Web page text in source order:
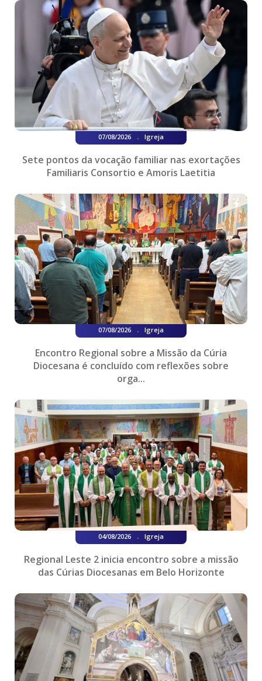
07/08/2026 . Igreja
Sete pontos da vocação familiar nas exortações
Familiaris Consortio e Amoris Laetitia
07/08/2026 . Igreja
Encontro Regional sobre a Missão da Cúria
Diocesana é concluído com reflexões sobre
orga...
04/08/2026 . Igreja
Regional Leste 2 inicia encontro sobre a missão
das Cúrias Diocesanas em Belo Horizonte